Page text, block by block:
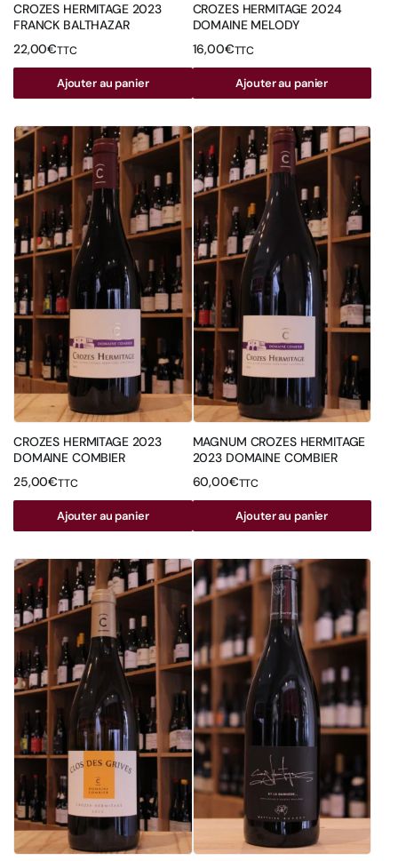
CROZES HERMITAGE 2023
FRANCK BALTHAZAR
22,00€TTC
Ajouter au panier
CROZES HERMITAGE 2024
DOMAINE MELODY
16,00€TTC
Ajouter au panier
CROZES HERMITAGE 2023
DOMAINE COMBIER
25,00€TTC
Ajouter au panier
MAGNUM CROZES HERMITAGE
2023 DOMAINE COMBIER
60,00€TTC
Ajouter au panier